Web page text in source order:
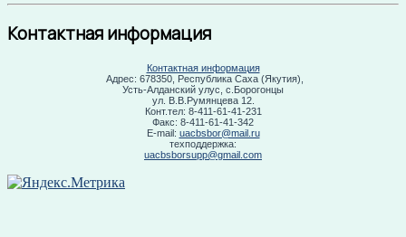
Контактная информация
Контактная информация
Адрес: 678350, Республика Саха (Якутия),
Усть-Алданский улус, с.Борогонцы
ул. В.В.Румянцева 12.
Конт.тел: 8-411-61-41-231
Факс: 8-411-61-41-342
E-mail: uacbsbor@mail.ru
техподдержка:
uacbsborsupp@gmail.com